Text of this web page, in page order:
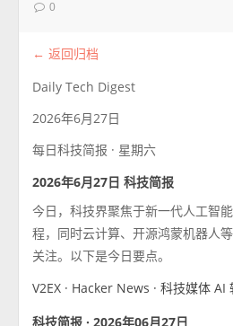
0
← 返回归档
Daily Tech Digest
2026年6月27日
每日科技简报 · 星期六
2026年6月27日 科技简报
今日，科技界聚焦于新一代人工智
程，同时云计算、开源鸿蒙机器人
关注。以下是今日要点。
V2EX · Hacker News · 科技媒体 AI
科技简报 · 2026年06月27日